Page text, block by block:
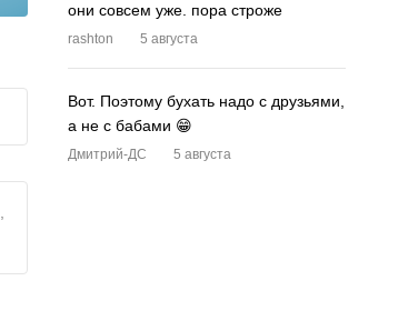
они совсем уже. пора строже
rashton 5 августа
Вот. Поэтому бухать надо с друзьями,
а не с бабами 😁
Дмитрий-ДС 5 августа